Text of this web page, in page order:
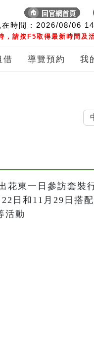
在時間 : 2026/08/06
，請按F5取得最新時間及
借 導覽預約 我
花東一日參訪套裝
日和11月29日搭
活動